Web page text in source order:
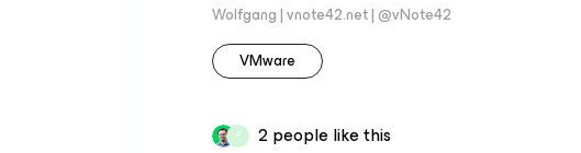
Wolfgang | vnote42.net | @vNote42
VMware
P
2 people like this